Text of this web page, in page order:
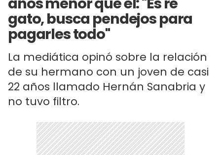
gato, busca pendejos para
pagarles todo"
La mediática opinó sobre la relación
de su hermano con un joven de casi
22 años llamado Hernán Sanabria y
no tuvo filtro.